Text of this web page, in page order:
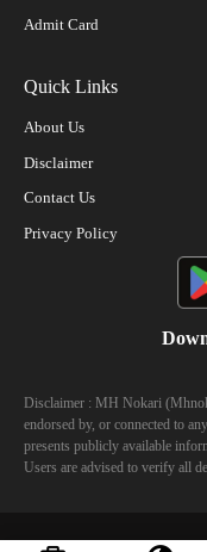
Admit Card
Quick Links
About Us
Disclaimer
Contact Us
Privacy Policy
Disclaimer : MH Nokari
endorsed by, or connected to
presents publicly available
Users are advised to verify all